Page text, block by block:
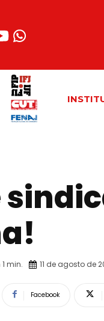
min. 11 de agosto de
Facebook